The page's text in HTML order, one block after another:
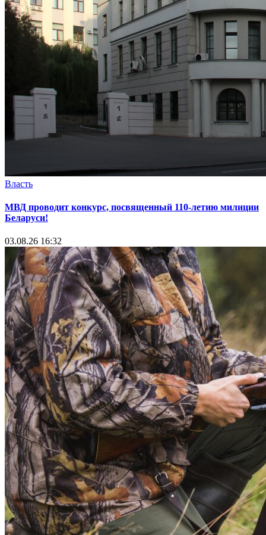
Власть
МВД проводит конкурс, посвященный 110-летию милиции
Беларуси!
03.08.26 16:32